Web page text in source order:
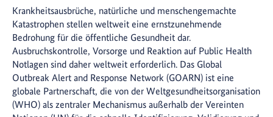
Krankheitsausbrüche, natürliche und menschengemachte
Katastrophen stellen weltweit eine ernstzunehmende
Bedrohung für die öffentliche Gesundheit dar.
Ausbruchskontrolle, Vorsorge und Reaktion auf Public Health
Notlagen sind daher weltweit erforderlich. Das Global
Outbreak Alert and Response Network (GOARN) ist eine
globale Partnerschaft, die von der Weltgesundheitsorganisation
(WHO) als zentraler Mechanismus außerhalb der Vereinten